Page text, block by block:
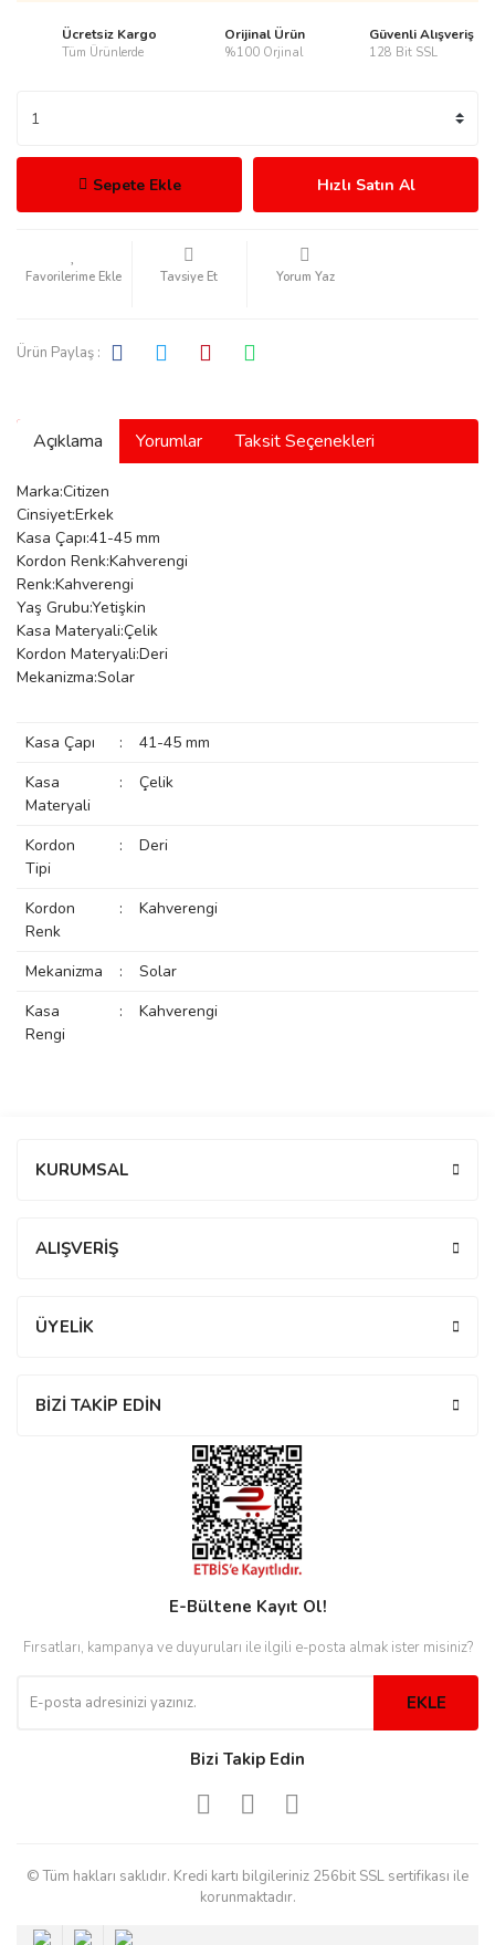
Manoir
Ücretsiz Kargo
Tüm Ürünlerde
Orijinal Ürün
%100 Orjinal
Güvenli Alışveriş
128 Bit SSL
Sepete Ekle Hızlı Satın Al
Tavsiye Et Yorum Yaz
Ürün Paylaş :
Açıklama Yorumlar Taksit Seçenekleri
Marka:Citizen
Cinsiyet:Erkek
Kasa Çapı:41-45 mm
Kordon Renk:Kahverengi
Renk:Kahverengi
Yaş Grubu:Yetişkin
Kasa Materyali:Çelik
Kordon Materyali:Deri
Mekanizma:Solar
Kasa Çapı :
41-45 mm
Kasa
Materyali
: Çelik
Kordon
Tipi
: Deri
Kordon
Renk
: Kahverengi
Mekanizma :
Solar
Kasa
Rengi
: Kahverengi
KURUMSAL
ALIŞVERİŞ
ÜYELİK
BİZİ TAKİP EDİN
E-Bültene Kayıt Ol!
Fırsatları, kampanya ve duyuruları ile ilgili e-posta almak ister misiniz?
EKLE
Bizi Takip Edin
© Tüm hakları saklıdır. Kredi kartı bilgileriniz 256bit SSL sertifikası ile
korunmaktadır.